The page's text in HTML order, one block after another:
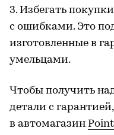
3. Избегать
с ошибками. Это
изготовленные в
умельцами.
Чтобы получить
детали с
в автомагазин